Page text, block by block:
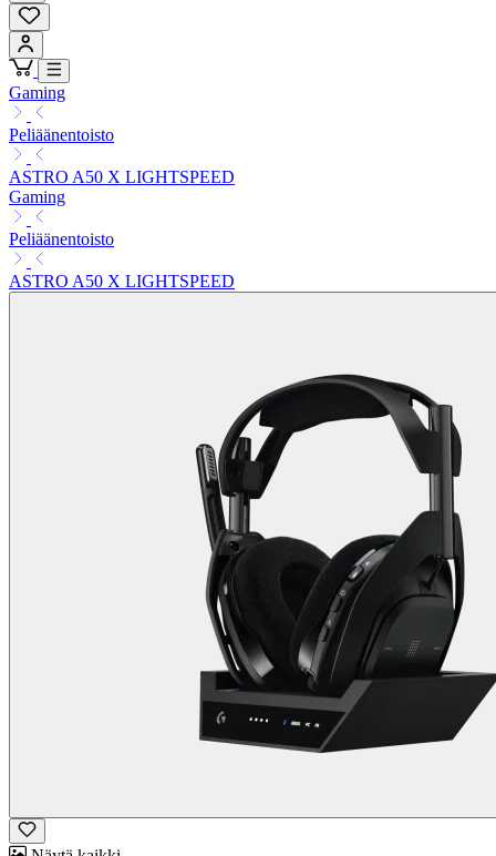
Gaming
Peliäänentoisto
ASTRO A50 X LIGHTSPEED
Gaming
Peliäänentoisto
ASTRO A50 X LIGHTSPEED